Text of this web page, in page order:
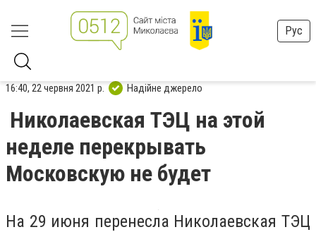
Рус
16:40, 22 червня 2021 р. Надійне джерело
Николаевская ТЭЦ на этой
неделе перекрывать
Московскую не будет
На 29 июня перенесла Николаевская ТЭЦ